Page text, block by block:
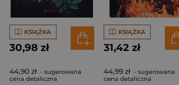
KSIĄŻKA
30,98 zł
44,90 zł - sugerowana
cena detaliczna
KSIĄŻKA
31,42 zł
44,99 zł - sugerowana
cena detaliczna